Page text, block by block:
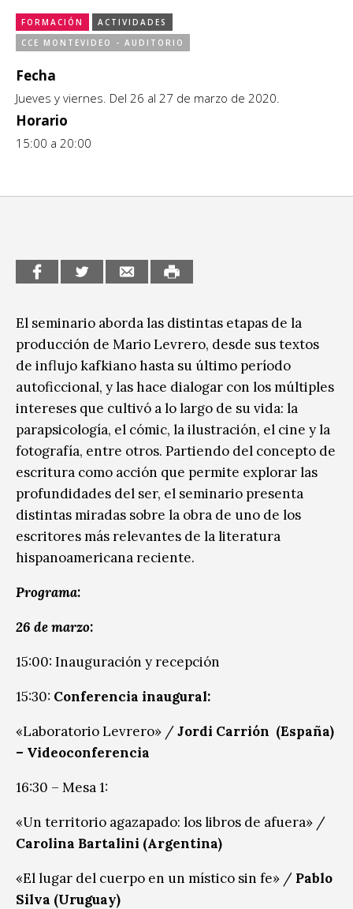
CCE en el interior/libros
Espacio itinerante de lectura infantil
Exposiciones
Formación
Género y Diversidad
Infantil y Juvenil
Sin categoría
FORMACIÓN
ACTIVIDADES
CCE MONTEVIDEO - AUDITORIO
Fecha
Jueves y viernes. Del 26 al 27 de marzo de 2020.
Horario
15:00 a 20:00
El seminario aborda las distintas etapas de la
producción de Mario Levrero, desde sus textos
de influjo kafkiano hasta su último período
autoficcional, y las hace dialogar con los múltiples
intereses que cultivó a lo largo de su vida: la
parapsicología, el cómic, la ilustración, el cine y la
fotografía, entre otros. Partiendo del concepto de
escritura como acción que permite explorar las
profundidades del ser, el seminario presenta
distintas miradas sobre la obra de uno de los
escritores más relevantes de la literatura
hispanoamericana reciente.
Programa:
26 de marzo:
15:00: Inauguración y recepción
15:30: Conferencia inaugural:
«Laboratorio Levrero» /Jordi Carrión (España)
– Videoconferencia
16:30 – Mesa 1:
«Un territorio agazapado: los libros de afuera» /
Carolina Bartalini (Argentina)
«El lugar del cuerpo en un místico sin fe» / Pablo
Silva (Uruguay)